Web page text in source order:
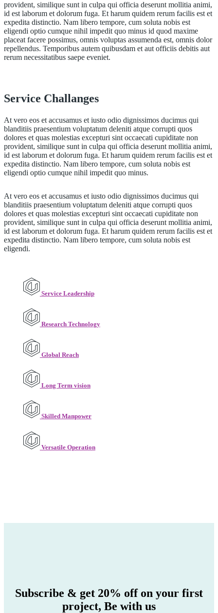
provident, similique sunt in culpa qui officia deserunt mollitia animi,
id est laborum et dolorum fuga. Et harum quidem rerum facilis est et
expedita distinctio. Nam libero tempore, cum soluta nobis est
eligendi optio cumque nihil impedit quo minus id quod maxime
placeat facere possimus, omnis voluptas assumenda est, omnis dolor
repellendus. Temporibus autem quibusdam et aut officiis debitis aut
rerum necessitatibus saepe eveniet.
Service Challanges
At vero eos et accusamus et iusto odio dignissimos ducimus qui
blanditiis praesentium voluptatum deleniti atque corrupti quos
dolores et quas molestias excepturi sint occaecati cupiditate non
provident, similique sunt in culpa qui officia deserunt mollitia animi,
id est laborum et dolorum fuga. Et harum quidem rerum facilis est et
expedita distinctio. Nam libero tempore, cum soluta nobis est
eligendi optio cumque nihil impedit quo minus.
At vero eos et accusamus et iusto odio dignissimos ducimus qui
blanditiis praesentium voluptatum deleniti atque corrupti quos
dolores et quas molestias excepturi sint occaecati cupiditate non
provident, similique sunt in culpa qui officia deserunt mollitia animi,
id est laborum et dolorum fuga. Et harum quidem rerum facilis est et
expedita distinctio. Nam libero tempore, cum soluta nobis est
eligendi.
Service Leadership
Research Technology
Global Reach
Long Term vision
Skilled Manpower
Versatile Operation
Subscribe & get 20% off on your first
project, Be with us